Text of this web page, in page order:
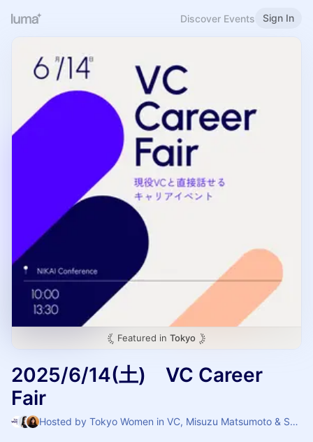
Discover Events Sign In
Featured in Tokyo
2025/6/14(土) VC Career
Fair
Hosted by Tokyo Women in VC, Misuzu Matsumoto & Sophie meralli